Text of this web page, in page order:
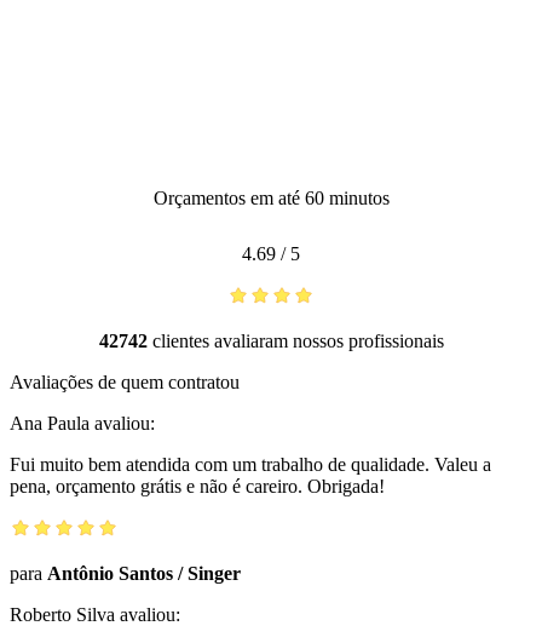
Orçamentos em até 60 minutos
4.69 / 5
42742clientes avaliaram nossos profissionais
Avaliações de quem contratou
Ana Paula avaliou:
Fui muito bem atendida com um trabalho de qualidade. Valeu a
pena, orçamento grátis e não é careiro. Obrigada!
para Antônio Santos /Singer
Roberto Silva avaliou: